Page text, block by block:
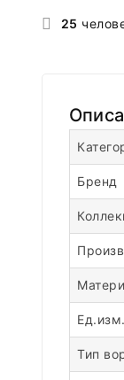
25
Бренд
Ед.изм.
Тип